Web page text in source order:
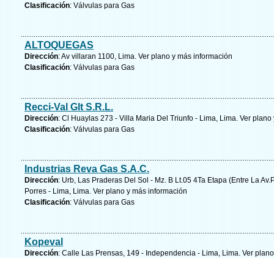
Clasificación: Válvulas para Gas
ALTOQUEGAS
Dirección: Av villaran 1100, Lima. Ver plano y más información
Clasificación: Válvulas para Gas
Recci-Val Glt S.R.L.
Dirección: Cl Huaylas 273 - Villa Maria Del Triunfo - Lima, Lima. Ver plano
Clasificación: Válvulas para Gas
Industrias Reva Gas S.A.C.
Dirección: Urb, Las Praderas Del Sol - Mz. B Lt.05 4Ta Etapa (Entre La
Porres - Lima, Lima. Ver plano y más información
Clasificación: Válvulas para Gas
Kopeval
Dirección: Calle Las Prensas, 149 - Independencia - Lima, Lima. Ver